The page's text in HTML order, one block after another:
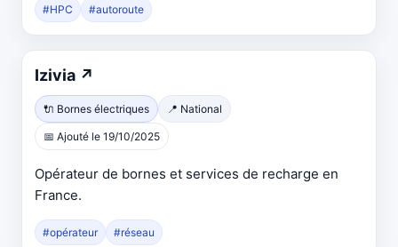
#HPC #autoroute
Izivia ↗
🔌 Bornes électriques 📍 National
📅 Ajouté le 19/10/2025
Opérateur de bornes et services de recharge en
France.
#opérateur #réseau